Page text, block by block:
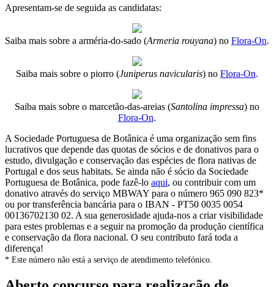
Apresentam-se de seguida as candidatas:
Saiba mais sobre a arméria-do-sado (Armeria rouyana) no Flora-On.
Saiba mais sobre o piorro (Juniperus navicularis) no Flora-On.
Saiba mais sobre o marcetão-das-areias (Santolina impressa) no
Flora-On.
A Sociedade Portuguesa de Botânica é uma organização sem fins
lucrativos que depende das quotas de sócios e de donativos para o
estudo, divulgação e conservação das espécies de flora nativas de
Portugal e dos seus habitats. Se ainda não é sócio da Sociedade
Portuguesa de Botânica, pode fazê-lo aqui, ou contribuir com um
donativo através do serviço MBWAY para o número 965 090 823*
ou por transferência bancária para o IBAN - PT50 0035 0054
00136702130 02. A sua generosidade ajuda-nos a criar visibilidade
para estes problemas e a seguir na promoção da produção científica
e conservação da flora nacional. O seu contributo fará toda a
diferença!
* Este número não está a serviço de atendimento telefónico.